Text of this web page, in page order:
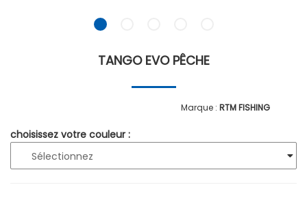
TANGO EVO PÊCHE
RTM FISHING
choisissez votre couleur :